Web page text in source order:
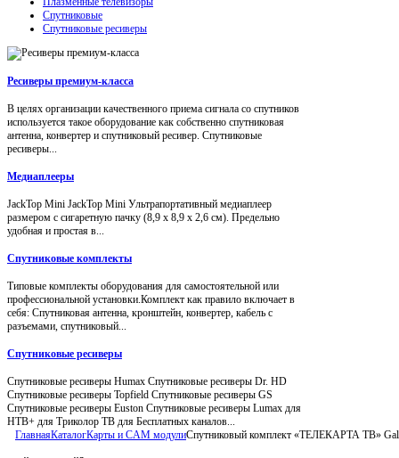
Спутниковые
Спутниковые ресиверы
Ресиверы премиум-класса
В целях организации качественного приема сигнала со спутников
используется такое оборудование как собственно спутниковая
антенна, конвертер и спутниковый ресивер. Спутниковые
ресиверы...
Медиаплееры
JackTop Mini JackTop Mini Ультрапортативный медиаплеер
размером с сигаретную пачку (8,9 x 8,9 x 2,6 см). Предельно
удобная и простая в...
Спутниковые комплекты
Типовые комплекты оборудования для самостоятельной или
профессиональной установки.Комплект как правило включает в
себя: Спутниковая антенна, кронштейн, конвертер, кабель с
разъемами, спутниковый...
Спутниковые ресиверы
Спутниковые ресиверы Humax Спутниковые ресиверы Dr. HD
Спутниковые ресиверы Topfield Спутниковые ресиверы GS
Спутниковые ресиверы Euston Спутниковые ресиверы Lumax для
НТВ+ для Триколор ТВ для Бесплатных каналов...
ГлавнаяКаталогКарты и CAM модулиСпутниковый комплект «ТЕЛЕКАРТА ТВ»